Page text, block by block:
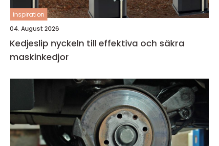
inspiration
04. August 2026
Kedjeslip nyckeln till effektiva och säkra
maskinkedjor